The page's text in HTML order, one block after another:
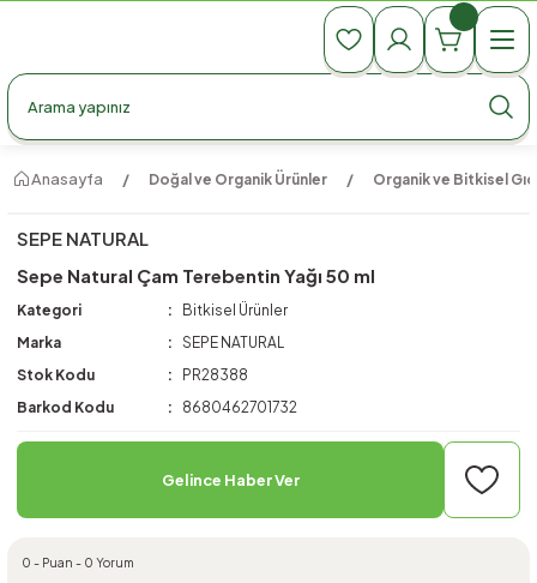
990 TL Üzeri Ücretsiz Kargo
990 TL Üzeri Ücretsiz Kargo
Anasayfa Doğal ve Organik Ürünler Organik ve Bitkisel
SEPE NATURAL
Sepe Natural Çam Terebentin Yağı 50 ml
Kategori
Bitkisel Ürünler
Marka
SEPE NATURAL
Stok Kodu
PR28388
Barkod Kodu
8680462701732
Gelince Haber Ver
0 - Puan - 0 Yorum